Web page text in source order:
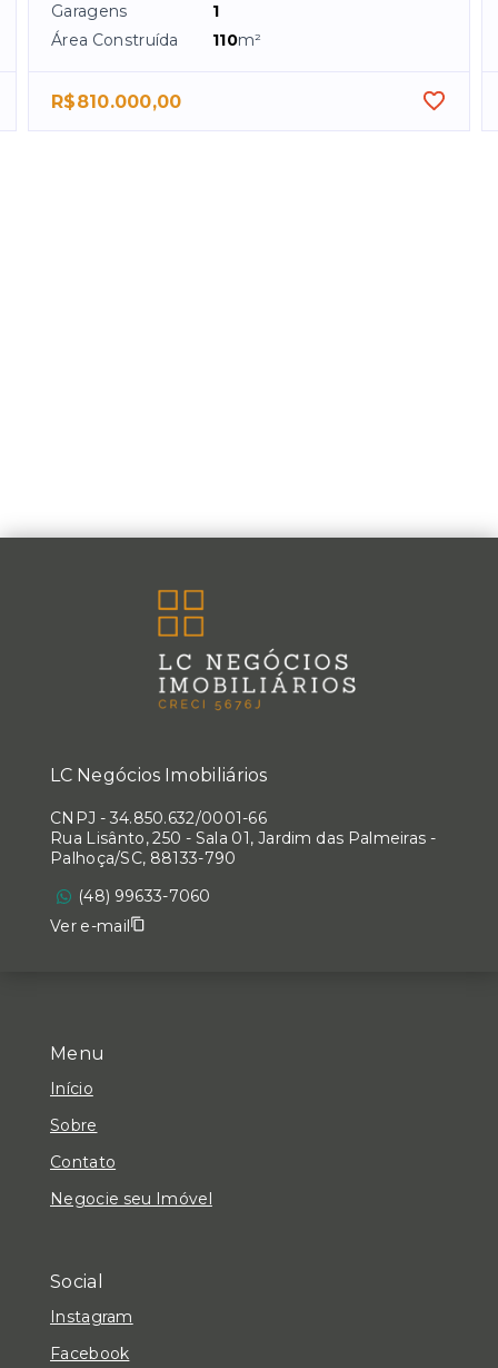
Garagens
1
Área Construída
110m²
R$810.000,00
Menu
Início
Sobre
Contato
Negocie seu Imóvel
Social
Instagram
Facebook
LC Negócios Imobiliários
CNPJ - 34.850.632/0001-66
Rua Lisânto, 250 - Sala 01, Jardim das Palmeiras -
Palhoça/SC, 88133-790
(48) 99633-7060
Ver e-mail